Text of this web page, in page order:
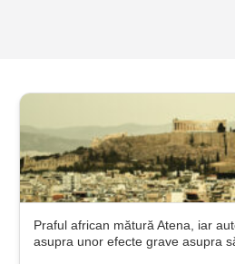
Praful african mătură Atena, iar
asupra unor efecte grave asupra